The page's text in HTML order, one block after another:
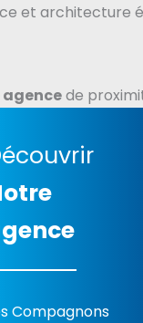
et architecture
de
Compagnons